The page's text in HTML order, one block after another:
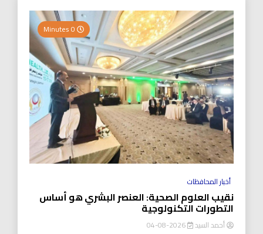
أخبار المحافظات
نقيب العلوم الصحية: العنصر البشري هو أساس
التطورات التكنولوجية
أحمد السيد 2026-08-04